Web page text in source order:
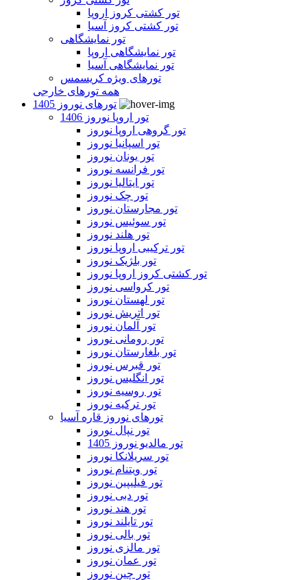
تور کشتی کروز اروپا
تور کشتی کروز آسیا
تور نمایشگاهی
تور نمایشگاهی اروپا
تور نمایشگاهی آسیا
تورهای ویژه کریسمس
همه تورهای خارجی
تورهای نوروز 1405
تور اروپا نوروز 1406
تور گروهی اروپا نوروز
تور اسپانیا نوروز
تور یونان نوروز
تور فرانسه نوروز
تور ایتالیا نوروز
تور چک نوروز
تور مجارستان نوروز
تور سوئیس نوروز
تور هلند نوروز
تور ترکیبی اروپا نوروز
تور بلژیک نوروز
تور کشتی کروز اروپا نوروز
تور کرواسی نوروز
تور لهستان نوروز
تور اتریش نوروز
تور آلمان نوروز
تور رومانی نوروز
تور بلغارستان نوروز
تور قبرس نوروز
تور انگلیس نوروز
تور روسیه نوروز
تور ترکیه نوروز
تورهای نوروز قاره آسیا
تور نپال نوروز
تور مالدیو نوروز 1405
تور سریلانکا نوروز
تور ویتنام نوروز
تور فیلیپین نوروز
تور دبی نوروز
تور هند نوروز
تور تایلند نوروز
تور بالی نوروز
تور مالزی نوروز
تور عمان نوروز
تور چین نوروز